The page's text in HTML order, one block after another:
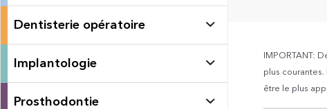
Dentisterie opératoire
Implantologie
Prosthodontie
IMPORTANT:
plus
être le plus